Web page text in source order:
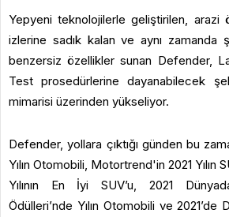
Yepyeni teknolojilerle geliştirilen, arazi
izlerine sadık kalan ve aynı zamanda
benzersiz özellikler sunan Defender,
Test prosedürlerine dayanabilecek
mimarisi üzerinden yükseliyor.
Defender, yollara çıktığı günden bu
Yılın Otomobili, Motortrend'in 2021 Yılın
Yılının En İyi SUV’u, 2021
Ödülleri’nde Yılın Otomobili ve 2021’de